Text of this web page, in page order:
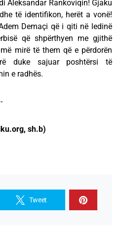
Aleksandar Rankoviqin! Gjaku
të identifikon, herët a vonë!
Demaçi që i qiti në ledinë
që shpërthyen me gjithë
mirë të them që e përdorën
duke sajuar poshtërsi të
e radhës.
sh.b)
Tweet